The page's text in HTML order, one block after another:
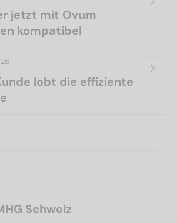
jetzt mit Ovum
kompatibel
lobt die effiziente
Schweiz